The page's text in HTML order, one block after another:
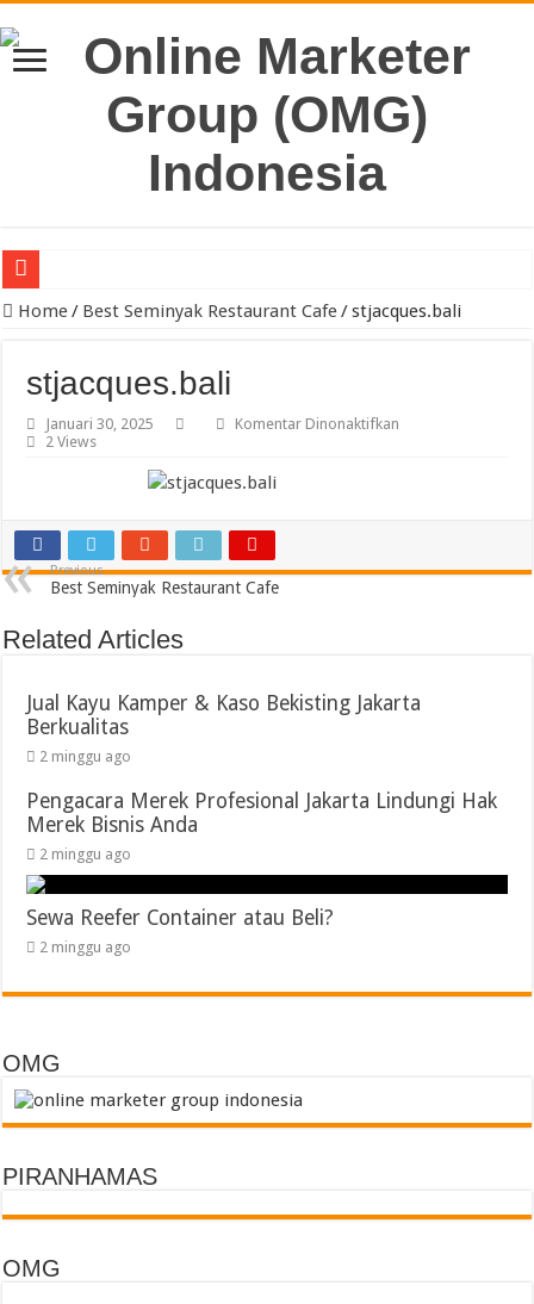
Pengacara Merek Profesional Jakarta Lindungi Hak Merek Bisnis
Home/ Best Seminyak Restaurant Cafe/stjacques.bali
stjacques.bali
Januari 30, 2025 Komentar Dinonaktifkan
2 Views
Previous
Best Seminyak Restaurant Cafe
Related Articles
Jual Kayu Kamper & Kaso Bekisting Jakarta
Berkualitas
2 minggu ago
Pengacara Merek Profesional Jakarta Lindungi Hak
Merek Bisnis Anda
2 minggu ago
Sewa Reefer Container atau Beli?
2 minggu ago
OMG
PIRANHAMAS
OMG